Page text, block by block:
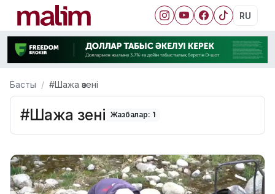
RU
Басты #Шажа өзені
#Шажа өзені Жазбалар: 1